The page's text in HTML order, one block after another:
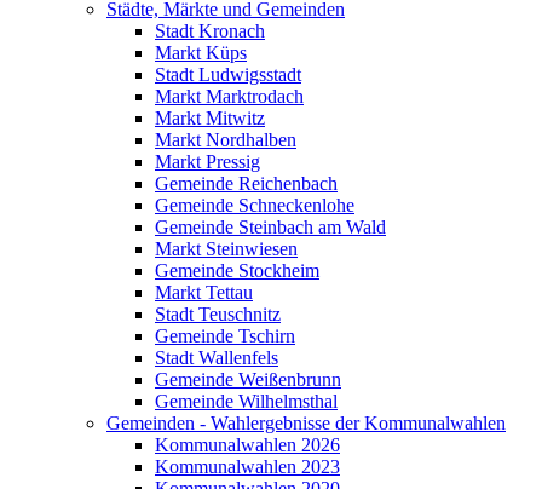
Städte, Märkte und Gemeinden
Stadt Kronach
Markt Küps
Stadt Ludwigsstadt
Markt Marktrodach
Markt Mitwitz
Markt Nordhalben
Markt Pressig
Gemeinde Reichenbach
Gemeinde Schneckenlohe
Gemeinde Steinbach am Wald
Markt Steinwiesen
Gemeinde Stockheim
Markt Tettau
Stadt Teuschnitz
Gemeinde Tschirn
Stadt Wallenfels
Gemeinde Weißenbrunn
Gemeinde Wilhelmsthal
Gemeinden - Wahlergebnisse der Kommunalwahlen
Kommunalwahlen 2026
Kommunalwahlen 2023